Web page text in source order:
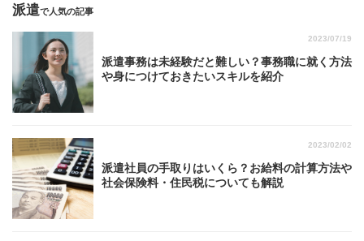
派遣で人気の記事
2023/07/19
派遣事務は未経験だと難しい？事務職に就く方法
や身につけておきたいスキルを紹介
2023/02/02
派遣社員の手取りはいくら？お給料の計算方法や
社会保険料・住民税についても解説